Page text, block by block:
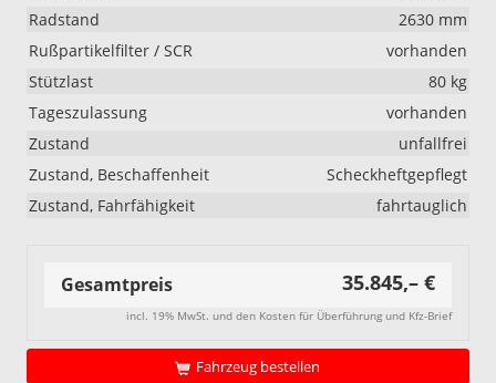
Radstand
2630 mm
Rußpartikelfilter / SCR
vorhanden
Stützlast
80 kg
Tageszulassung
vorhanden
Zustand
unfallfrei
Zustand, Beschaffenheit
Scheckheftgepflegt
Zustand, Fahrfähigkeit
fahrtauglich
Gesamtpreis 35.845,– €
incl. 19% MwSt. und den Kosten für Überführung und Kfz-Brief
Fahrzeug bestellen